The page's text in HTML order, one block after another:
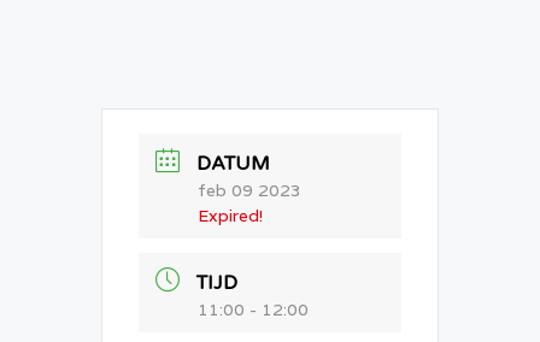
DATUM
feb 09 2023
Expired!
TIJD
11:00 - 12:00